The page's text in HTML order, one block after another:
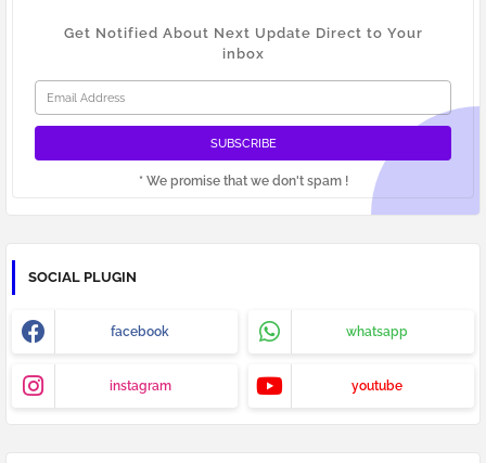
Get Notified About Next Update Direct to Your
inbox
* We promise that we don't spam !
SOCIAL PLUGIN
facebook whatsapp
instagram youtube